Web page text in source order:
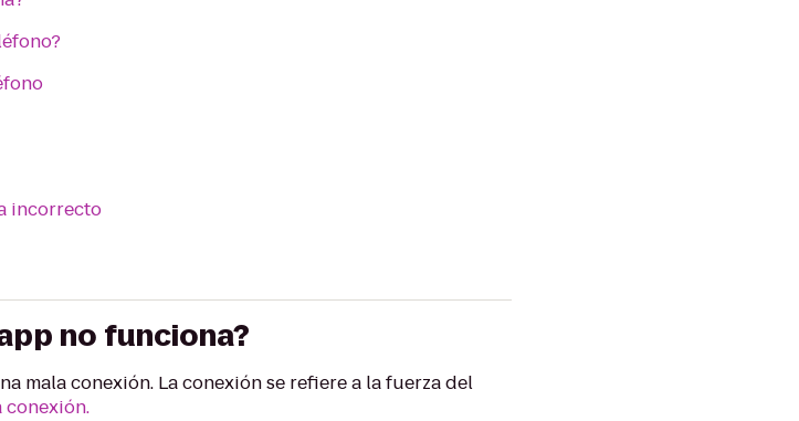
incorrecto
no funciona?
mala conexión. La conexión se refiere a la fuerza del
conexión.